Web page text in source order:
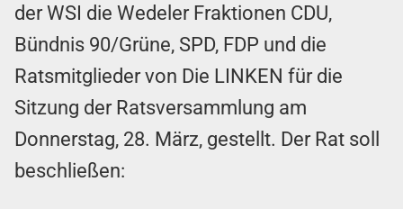
der WSI die Wedeler Fraktionen CDU,
Bündnis 90/Grüne, SPD, FDP und die
Ratsmitglieder von Die LINKEN für die
Sitzung der Ratsversammlung am
Donnerstag, 28. März, gestellt. Der Rat soll
beschließen: